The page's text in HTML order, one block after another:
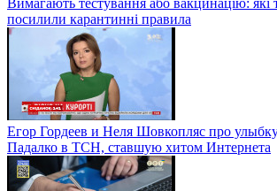
посилили карантинні правила
Егор Гордеев и Неля Шовкопляс про
Падалко в ТСН, ставшую хитом Интернета